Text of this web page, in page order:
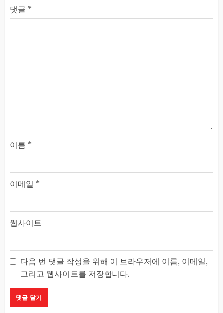
댓글 *
이름 *
이메일 *
웹사이트
다음 번 댓글 작성을 위해 이 브라우저에 이름, 이메일,
그리고 웹사이트를 저장합니다.